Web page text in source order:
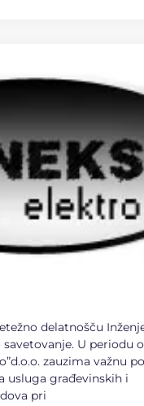
delatnošču
U periodu
zauzima važnu
usluga građevinskih i
pri